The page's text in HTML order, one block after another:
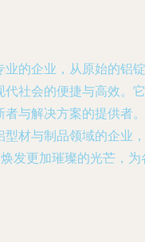
的企业，从原始的铝锭
社会的便捷与高效。它
与解决方案的提供者。
材与制品领域的企业，
发更加璀璨的光芒，为